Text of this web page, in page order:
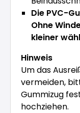
Die PVC-
Ohne
kleiner
Hinweis
Um das
vermeiden,
Gummizug
hochziehen.